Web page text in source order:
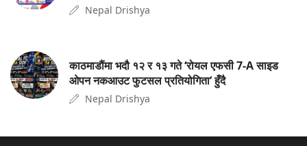
Nepal Drishya
काठमाडौंमा भदौ १२ र १३ गते ‘रोयल एफसी 7-A साइड
ओपन नकआउट फुटसल प्रतियोगिता’ हुँदै
Nepal Drishya